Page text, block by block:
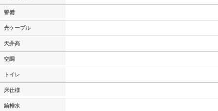
警備
光ケーブル
天井高
空調
トイレ
床仕様
給排水